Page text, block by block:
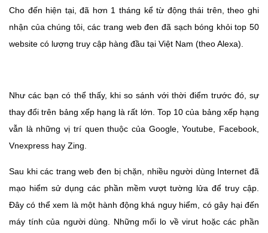
Cho đến hiện tại, đã hơn 1 tháng kể từ động thái trên, theo ghi
nhận của chúng tôi, các trang web đen đã sạch bóng khỏi top 50
website có lượng truy cập hàng đầu tại Việt Nam (theo Alexa).
Như các bạn có thể thấy, khi so sánh với thời điểm trước đó, sự
thay đổi trên bảng xếp hạng là rất lớn. Top 10 của bảng xếp hạng
vẫn là những vị trí quen thuộc của Google, Youtube, Facebook,
Vnexpress hay Zing.
Sau khi các trang web đen bị chặn, nhiều người dùng Internet đã
mạo hiểm sử dụng các phần mềm vượt tường lửa để truy cập.
Đây có thể xem là một hành động khá nguy hiểm, có gây hại đến
máy tính của người dùng. Những mối lo về virut hoặc các phần